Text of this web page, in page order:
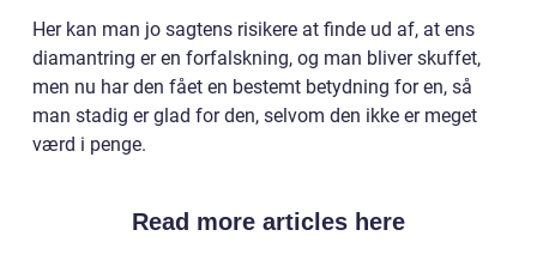
Her kan man jo sagtens risikere at finde ud af, at ens
diamantring er en forfalskning, og man bliver skuffet,
men nu har den fået en bestemt betydning for en, så
man stadig er glad for den, selvom den ikke er meget
værd i penge.
Read more articles here